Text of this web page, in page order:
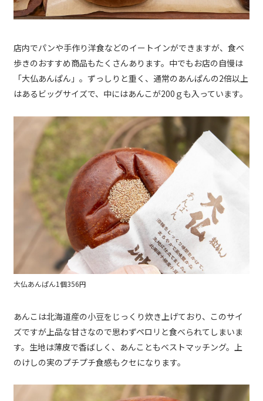
店内でパンや手作り洋食などのイートインができますが、食べ
歩きのおすすめ商品もたくさんあります。中でもお店の自慢は
「大仏あんぱん」。ずっしりと重く、通常のあんぱんの2倍以上
はあるビッグサイズで、中にはあんこが200ｇも入っています。
大仏あんぱん1個356円
あんこは北海道産の小豆をじっくり炊き上げており、このサイ
ズですが上品な甘さなので思わずペロリと食べられてしまいま
す。生地は薄皮で香ばしく、あんこともベストマッチング。上
のけしの実のプチプチ食感もクセになります。